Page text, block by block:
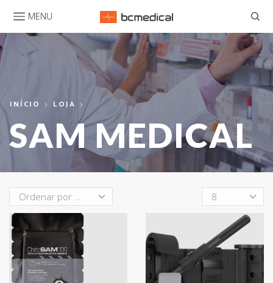
MENU
INÍCIO LOJA
SAM MEDICAL
Produtos
por